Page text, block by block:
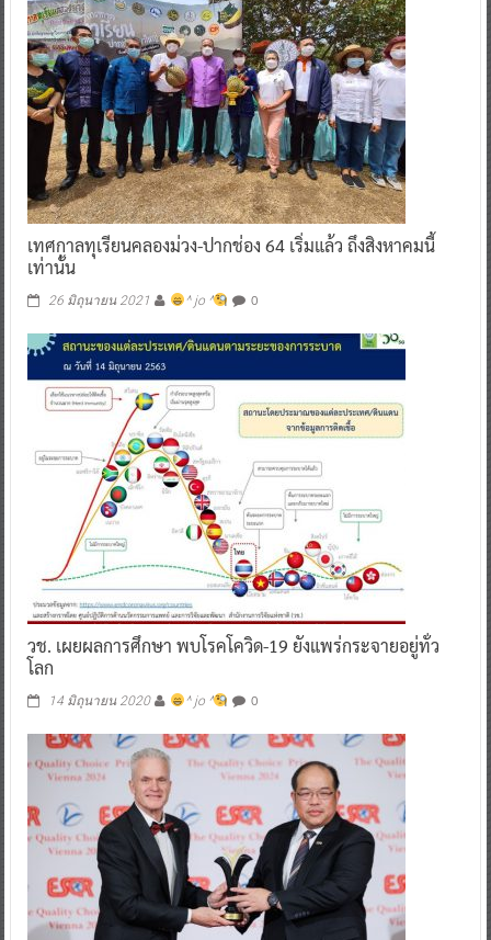
เทศกาลทุเรียนคลองม่วง-ปากช่อง 64 เริ่มแล้ว ถึงสิงหาคมนี้
เท่านั้น
26 มิถุนายน 2021 ^ jo ^ 0
วช. เผยผลการศึกษา พบโรคโควิด-19 ยังแพร่กระจายอยู่ทั่ว
โลก
14 มิถุนายน 2020 ^ jo ^ 0